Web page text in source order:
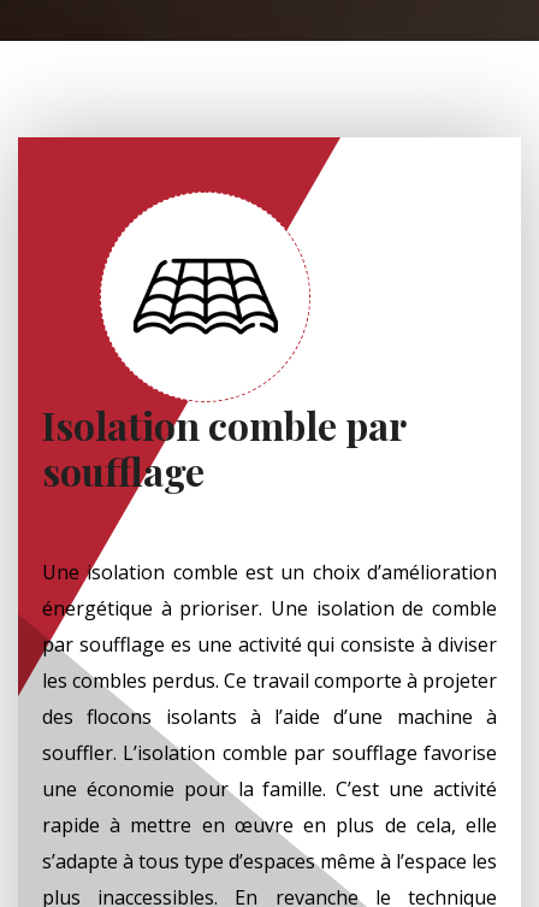
Isolation comble par
soufflage
Une isolation comble est un choix d’amélioration
énergétique à prioriser. Une isolation de comble
par soufflage es une activité qui consiste à diviser
les combles perdus. Ce travail comporte à projeter
des flocons isolants à l’aide d’une machine à
souffler. L’isolation comble par soufflage favorise
une économie pour la famille. C’est une activité
rapide à mettre en œuvre en plus de cela, elle
s’adapte à tous type d’espaces même à l’espace les
plus inaccessibles. En revanche le technique